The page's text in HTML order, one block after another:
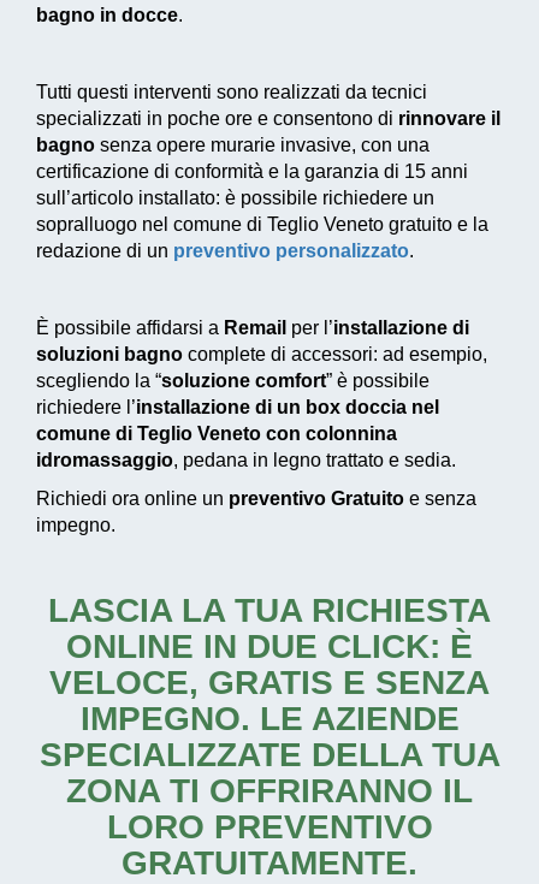
bagno in docce.
Tutti questi interventi sono realizzati da tecnici
specializzati in poche ore e consentono di rinnovare il
bagno senza opere murarie invasive, con una
certificazione di conformità e la garanzia di 15 anni
sull’articolo installato: è possibile richiedere un
sopralluogo nel comune di Teglio Veneto gratuito e la
redazione di un preventivo personalizzato.
È possibile affidarsi a Remail per l’installazione di
soluzioni bagno complete di accessori: ad esempio,
scegliendo la “soluzione comfort” è possibile
richiedere l’installazione di un box doccia nel
comune di Teglio Veneto con colonnina
idromassaggio, pedana in legno trattato e sedia.
Richiedi ora online un preventivo Gratuito e senza
impegno.
LASCIA LA TUA RICHIESTA
ONLINE IN DUE CLICK: È
VELOCE, GRATIS E SENZA
IMPEGNO. LE AZIENDE
SPECIALIZZATE DELLA TUA
ZONA TI OFFRIRANNO IL
LORO PREVENTIVO
GRATUITAMENTE.